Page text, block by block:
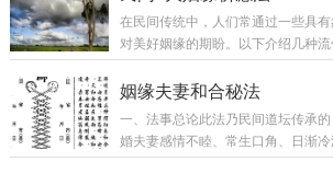
出，保持蛋壳完整无裂缝取红豆二
粒捏取每放入一粒红豆，轻声念诵
同心结，共打三个将此红豆蛋安置于
在民间传统中，人们常通过一些具
对美好姻缘的期盼。以下介绍几种
习俗承载着人们对婚姻幸福的美好
备物品：红色丝带一条、清水加盐磨
辰八字及现居地址于月圆之夜，面
赐予良缘将丝带系于脚趾（男左女
姻缘夫妻和合秘法
一、法事总论此法乃民间道坛传承的
婚夫妻感情不睦、常生口角、日渐
于以 “艾草”为阴阳二气之载体，以 “